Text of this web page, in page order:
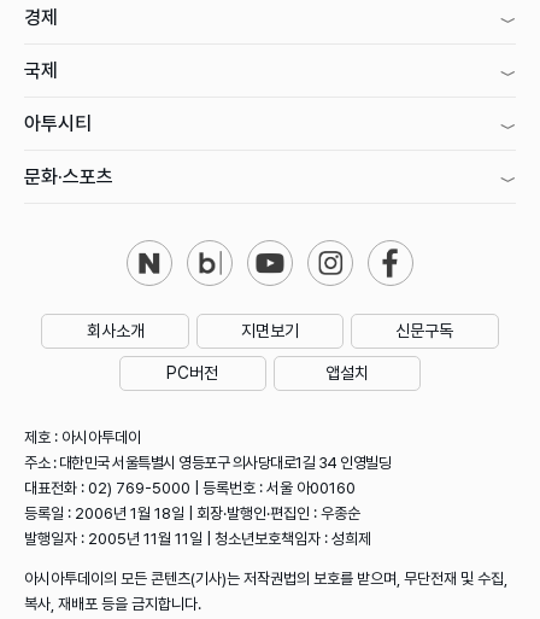
경제
국제
아투시티
문화·스포츠
회사소개 지면보기 신문구독
PC버전 앱설치
제호 : 아시아투데이
주소 : 대한민국 서울특별시 영등포구 의사당대로1길 34 인영빌딩
대표전화 : 02) 769-5000 | 등록번호 : 서울 아00160
등록일 : 2006년 1월 18일 | 회장·발행인·편집인 : 우종순
발행일자 : 2005년 11월 11일 | 청소년보호책임자 : 성희제
아시아투데이의 모든 콘텐츠(기사)는 저작권법의 보호를 받으며, 무단전재 및 수집,
복사, 재배포 등을 금지합니다.